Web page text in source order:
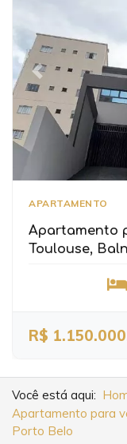
Previous
APARTAMENTO
Apartamento
Toulouse,
R$
Você está aqui:
Apartamento para
Porto Belo